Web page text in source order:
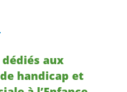
aux
handicap et